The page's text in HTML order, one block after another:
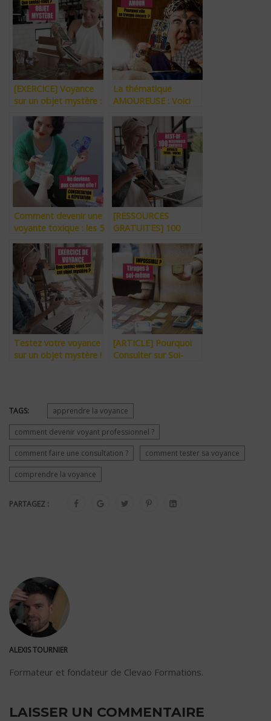
[EXERCICE] Voyance
sur un objet mystère :
La thématique
AMOUREUSE : Voici
se Trompent Souvent
? [TUTORIEL]
Comment devenir une
voyante toxique : les 5
[RESSOURCES
GRATUITES] 100
Disponibles : Belline,
Tarot, Voyance,
Tirages, Exercices…
Testez votre voyance
sur un objet mystère !
[ARTICLE] Pourquoi
Consulter sur Soi-
les passions ?
TAGS: apprendre la voyance
comment devenir voyant professionnel ?
comment faire une consultation ? comment tester sa voyance
comprendre la voyance
PARTAGEZ :
ALEXIS TOURNIER
Formateur et fondateur de Clevao Formations.
LAISSER UN COMMENTAIRE